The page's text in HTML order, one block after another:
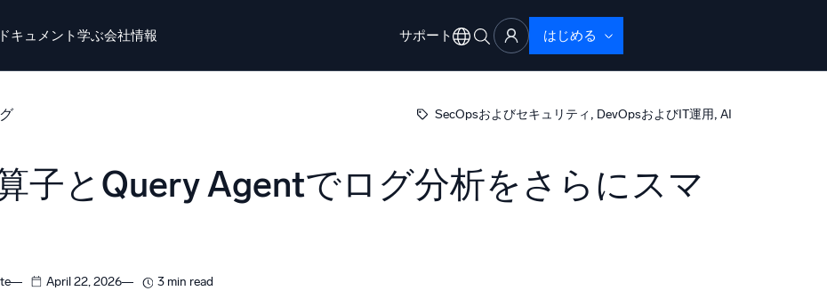
ドキュメント学ぶ会社情報 サポート はじめる
マルチエージェントAIプラットフォーム
テリジェントセキュリティ運用
脅威を迅速に発見し、より賢く対応
SecOpsおよびセキュリティ , DevOpsおよびIT運用, AI
子とQuery Agentでログ分析をさらにスマ
April 22, 2026 3 min read